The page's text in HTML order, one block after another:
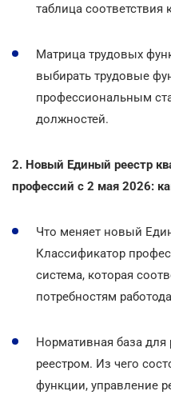
таблица соответствия
Матрица трудовых
выбирать трудовые
профессиональным
должностей.
2. Новый Единый реестр
профессий с 2 мая 2026:
Что меняет новый
Классификатор
система, которая
потребностям
Нормативная база
реестром. Из чего
функции, управление